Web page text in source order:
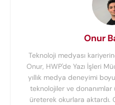
Onur
Teknoloji medyası
Onur, HWP'de Yazı İşleri
yıllık medya deneyimi
teknolojiler ve donanımlar
üreterek okurlara aktardı.